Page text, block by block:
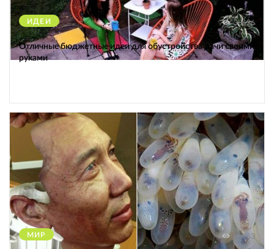
ИДЕИ 38626
Отличные бюджетные идеи для обустройства дачи своими
руками
МИР 12553